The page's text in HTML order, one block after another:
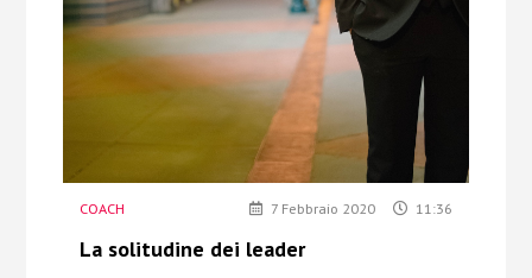
COACH 7 Febbraio 2020 11:36
La solitudine dei leader